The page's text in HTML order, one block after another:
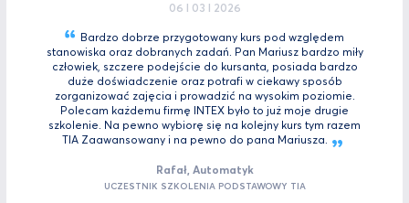
06 I 03 I 2026
Bardzo dobrze przygotowany kurs pod względem
stanowiska oraz dobranych zadań. Pan Mariusz bardzo miły
człowiek, szczere podejście do kursanta, posiada bardzo
duże doświadczenie oraz potrafi w ciekawy sposób
zorganizować zajęcia i prowadzić na wysokim poziomie.
Polecam każdemu firmę INTEX było to już moje drugie
szkolenie. Na pewno wybiorę się na kolejny kurs tym razem
TIA Zaawansowany i na pewno do pana Mariusza.
Rafał, Automatyk
UCZESTNIK SZKOLENIA PODSTAWOWY TIA